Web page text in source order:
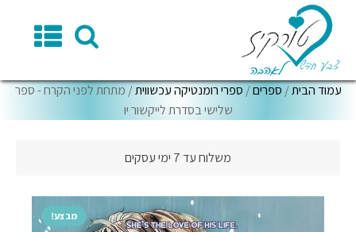
עמוד הבית/ ספרים/ ספרי רומנטיקה עכשווית/ מתחת לפני הקרח - ספר
שלישי בסדרת לייקשור יו
משלוח עד 7 ימי עסקים
מבצע!